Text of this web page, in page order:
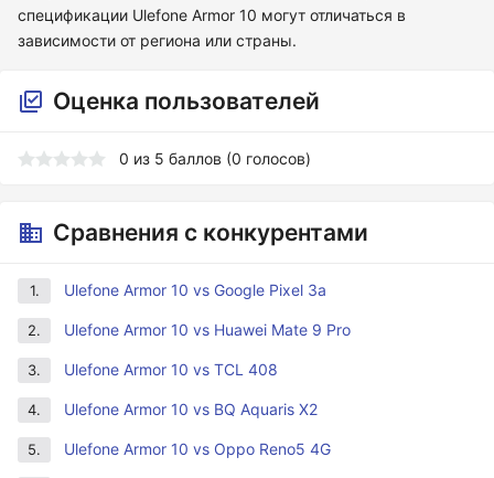
спецификации Ulefone Armor 10 могут отличаться в
зависимости от региона или страны.
Оценка пользователей
0 из 5 баллов (0 голосов)
Сравнения с конкурентами
1. Ulefone Armor 10 vs Google Pixel 3a
2. Ulefone Armor 10 vs Huawei Mate 9 Pro
3. Ulefone Armor 10 vs TCL 408
4. Ulefone Armor 10 vs BQ Aquaris X2
5. Ulefone Armor 10 vs Oppo Reno5 4G